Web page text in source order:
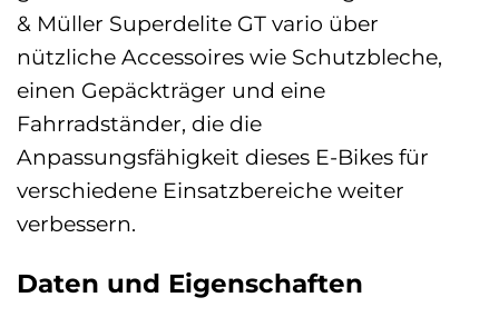
& Müller Superdelite GT vario über
nützliche Accessoires wie Schutzbleche,
einen Gepäckträger und eine
Fahrradständer, die die
Anpassungsfähigkeit dieses E-Bikes für
verschiedene Einsatzbereiche weiter
verbessern.
Daten und Eigenschaften